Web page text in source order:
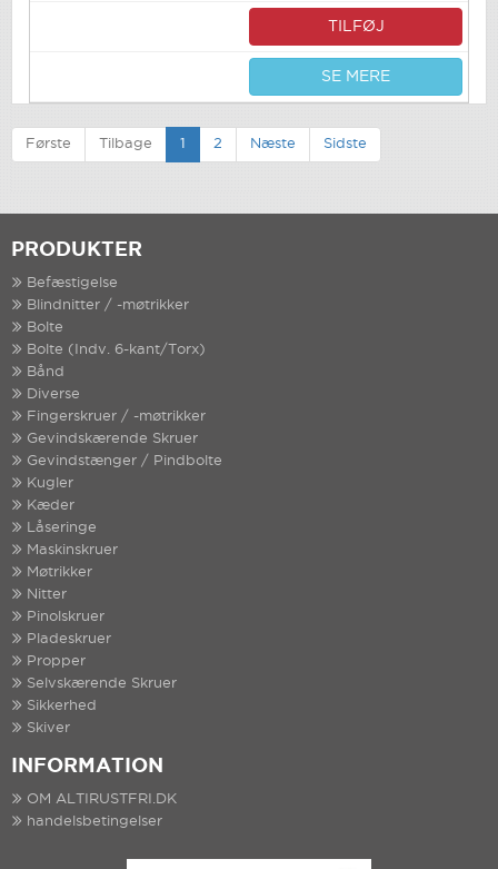
TILFØJ
SE MERE
Første Tilbage 1 2 Næste Sidste
PRODUKTER
Befæstigelse
Blindnitter / -møtrikker
Bolte
Bolte (Indv. 6-kant/Torx)
Bånd
Diverse
Fingerskruer / -møtrikker
Gevindskærende Skruer
Gevindstænger / Pindbolte
Kugler
Kæder
Låseringe
Maskinskruer
Møtrikker
Nitter
Pinolskruer
Pladeskruer
Propper
Selvskærende Skruer
Sikkerhed
Skiver
INFORMATION
OM ALTIRUSTFRI.DK
handelsbetingelser